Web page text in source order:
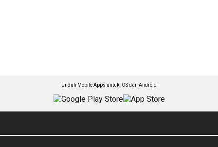
Unduh Mobile Apps untuk iOS dan Android